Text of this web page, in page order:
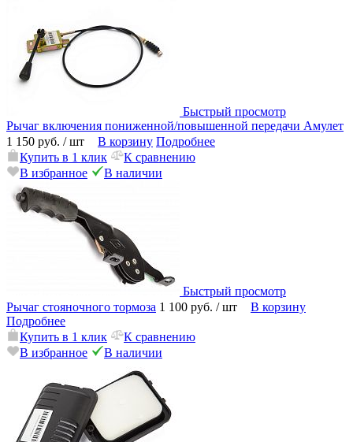
Быстрый просмотр
Рычаг включения пониженной/повышенной передачи Амулет
1 150 руб. / шт В корзину Подробнее
Купить в 1 клик
К сравнению
В избранное
В наличии
Быстрый просмотр
Рычаг стояночного тормоза 1 100 руб. / шт
В корзину
Подробнее
Купить в 1 клик
К сравнению
В избранное
В наличии